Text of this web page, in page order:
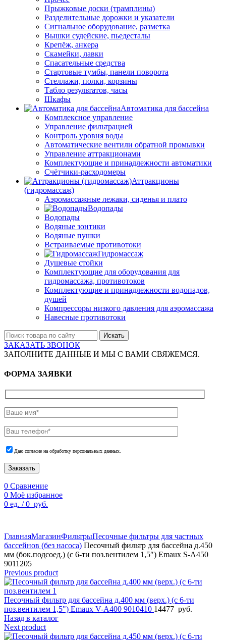
Прыжковые доски (трамплины)
Разделительные дорожки и указатели
Cигнальное оборудование, разметка
Вышки судейские, пьедесталы
Крепёж, анкера
Скамейки, лавки
Спасательные средства
Стартовые тумбы, панели поворота
Стеллажи, полки, корзины
Табло результатов, часы
Шкафы
Автоматика для бассейна
Комплексное управление
Управление фильтрацией
Контроль уровня воды
Автоматические вентили обратной промывки
Управление аттракционами
Комплектующие и принадлежности автоматики
Счётчики-расходомеры
Аттракционы
(гидромассаж)
Аэромассажные лежаки, сиденья и плато
Водопады
Водопады
Водяные зонтики
Водяные пушки
Встраиваемые противотоки
Гидромассаж
Душевые стойки
Комплектующие для оборудования для
гидромассажа, противотоков
Комплектующие и принадлежности водопадов,
душей
Компрессоры низкого давления для аэромассажа
Навесные противотоки
Искать
ЗАКАЗАТЬ ЗВОНОК
ЗАПОЛНИТЕ ДАННЫЕ И МЫ С ВАМИ СВЯЖЕМСЯ.
ФОРМА ЗАЯВКИ
Даю согласие на обработку персональных данных.
Заказать
0 Сравнение
0 Моё избранное
0 ед. / 0 руб.
ГлавнаяМагазинФильтрыПесочные фильтры для частных
бассейнов (без насоса) Песочный фильтр для бассейна д.450
мм (бок.подсоед.) (с 6-ти поз.вентилем 1,5″) Emaux S-A450
9011205
Previous product
Песочный фильтр для бассейна д.400 мм (верх.) (с 6-ти
поз.вентилем 1,5") Emaux V-A400 9010410 14477 руб.
Назад в каталог
Next product